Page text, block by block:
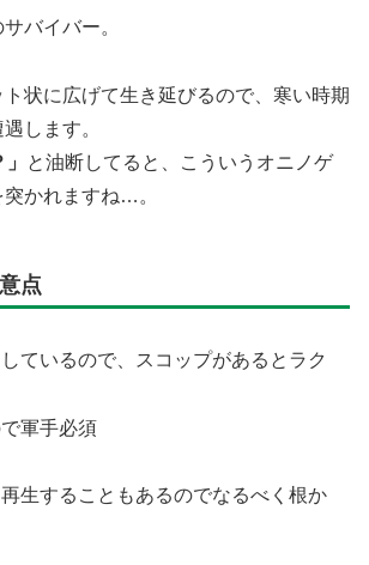
バイバー。
状に広げて生き延びるので、寒い時期
します。
と油断してると、こういうオニノゲ
かれますね…。
点
ているので、スコップがあるとラク
軍手必須
生することもあるのでなるべく根か